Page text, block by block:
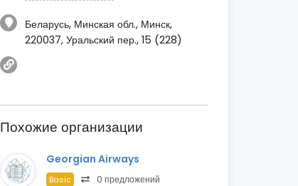
Беларусь, Минская обл., Минск,
220037, Уральский пер., 15 (228)
Похожие организации
Georgian Airways
Basic 0 предложений